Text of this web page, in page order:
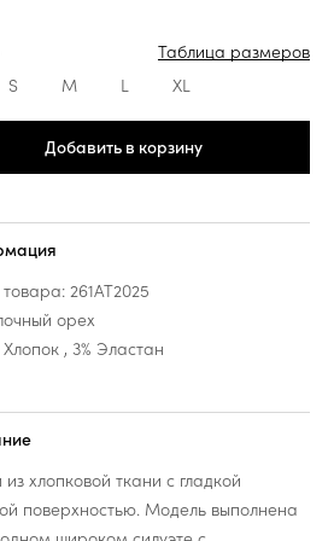
Таблица размеров
S M L XL
Добавить в корзину
261AT2025
орех
Хлопок , 3% Эластан
хлопковой ткани с гладкой
поверхностью. Модель выполнена